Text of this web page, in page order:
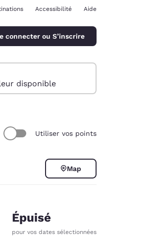
Accessibilité Aide
connecter ou S’inscrire
disponible
Utiliser vos points
Map
Épuisé
pour vos dates sélectionnées